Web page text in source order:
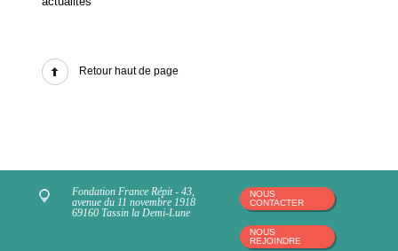
Retour haut de page
Fondation France Répit - 43,
avenue du 11 novembre 1918
69160 Tassin la Demi-Lune
NOUS
CONTACTER
NOUS
REJOINDRE